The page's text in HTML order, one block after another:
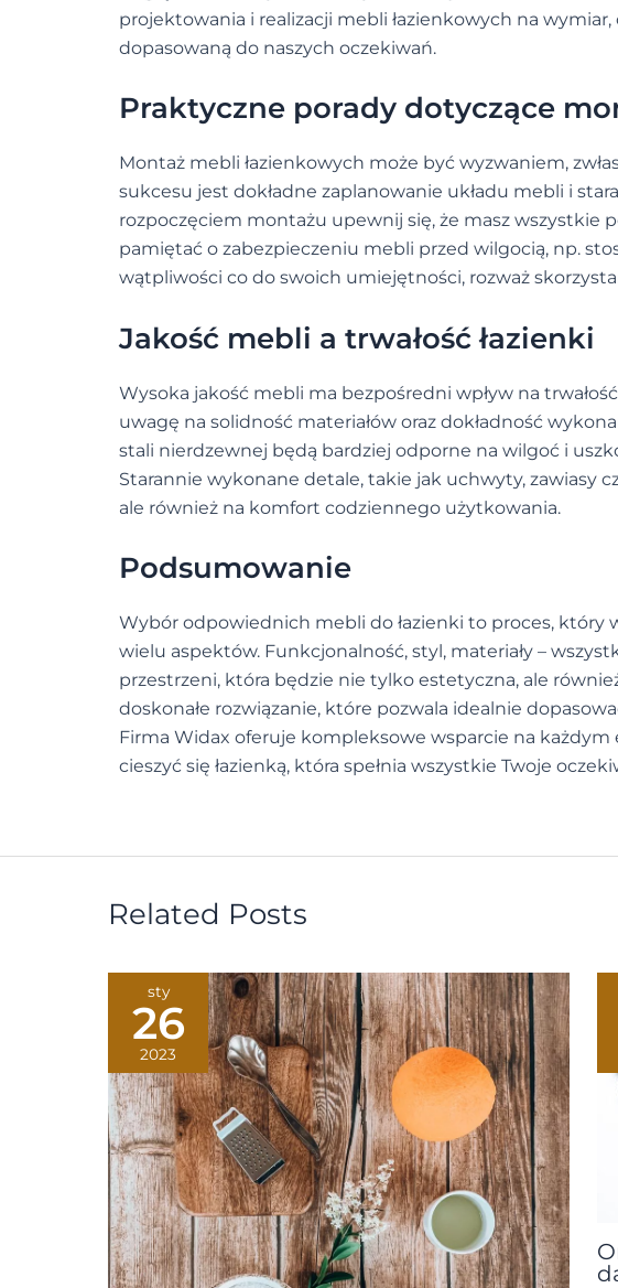
projektowania i realizacji mebli łazienkowych na
dopasowaną do naszych oczekiwań.
Praktyczne porady dotyczące
Montaż mebli łazienkowych może być wyzwaniem,
sukcesu jest dokładne zaplanowanie układu mebli i
rozpoczęciem montażu upewnij się, że masz wszystkie
pamiętać o zabezpieczeniu mebli przed wilgocią, np.
wątpliwości co do swoich umiejętności, rozważ
Jakość mebli a trwałość łazienki
Wysoka jakość mebli ma bezpośredni wpływ na
uwagę na solidność materiałów oraz dokładność
stali nierdzewnej będą bardziej odporne na wilgoć i
Starannie wykonane detale, takie jak uchwyty, zawiasy
ale również na komfort codziennego użytkowania.
Podsumowanie
Wybór odpowiednich mebli do łazienki to proces,
wielu aspektów. Funkcjonalność, styl, materiały –
przestrzeni, która będzie nie tylko estetyczna, ale
doskonałe rozwiązanie, które pozwala idealnie
Firma Widax oferuje kompleksowe wsparcie na
cieszyć się łazienką, która spełnia wszystkie Twoje
Related Posts
sty
26
2023